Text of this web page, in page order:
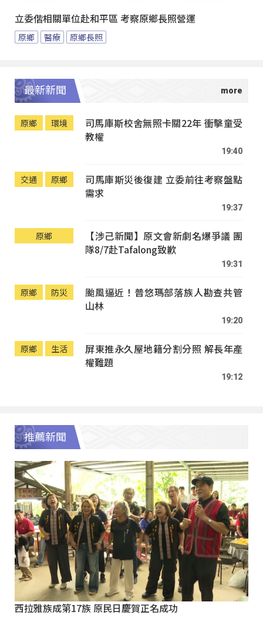
立委偕相關單位赴和平區 考察原鄉長照營運
原鄉 醫療 原鄉長照
最新新聞
原鄉 環境
司馬庫斯校舍無照卡關22年 衝擊童受
教權
19:40
交通 原鄉
司馬庫斯災後復建 立委前往考察盤點
需求
19:37
原鄉
【涉己新聞】原文會新劇名爆爭議 團
隊8/7赴Tafalong致歉
19:31
原鄉 防災
颱風逼近！普悠瑪部落族人勘查共管
山林
19:20
原鄉 生活
屏東推永久屋地籍分割分照 解長年產
權難題
19:12
推薦新聞
西拉雅族成第17族 原民日慶賀正名成功